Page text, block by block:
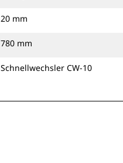
20 mm
780 mm
Schnellwechsler CW-10